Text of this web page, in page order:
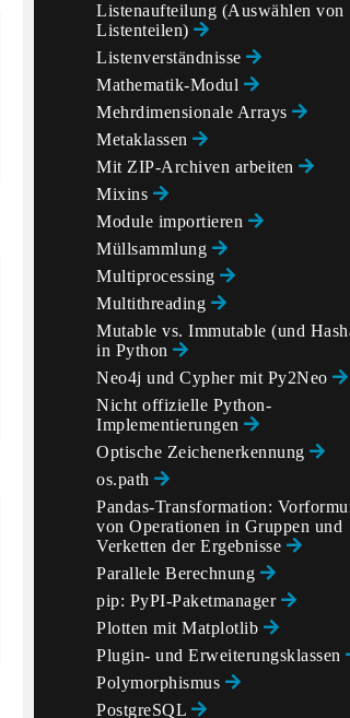
Listenaufteilung (Auswählen von
Listenteilen)
Listenverständnisse
Mathematik-Modul
Mehrdimensionale Arrays
Metaklassen
Mit ZIP-Archiven arbeiten
Mixins
Module importieren
Müllsammlung
Multiprocessing
Multithreading
Mutable vs. Immutable (und
in Python
Neo4j und Cypher mit Py2Neo
Nicht offizielle Python-
Implementierungen
Optische Zeichenerkennung
os.path
Pandas-Transformation:
von Operationen in Gruppen und
Verketten der Ergebnisse
Parallele Berechnung
pip: PyPI-Paketmanager
Plotten mit Matplotlib
Plugin- und Erweiterungsklassen
Polymorphismus
PostgreSQL